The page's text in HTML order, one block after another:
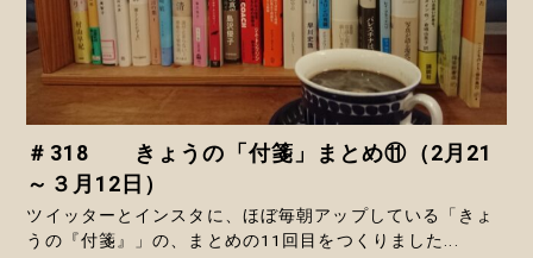
＃318 きょうの「付箋」まとめ⑪（2月21
～３月12日）
ツイッターとインスタに、ほぼ毎朝アップしている「きょ
うの『付箋』」の、まとめの11回目をつくりました...